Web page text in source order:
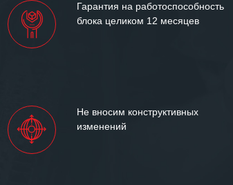
успеха и процветания.Гарантия на работоспособность
блока целиком 12 месяцев
Не вносим конструктивных
изменений